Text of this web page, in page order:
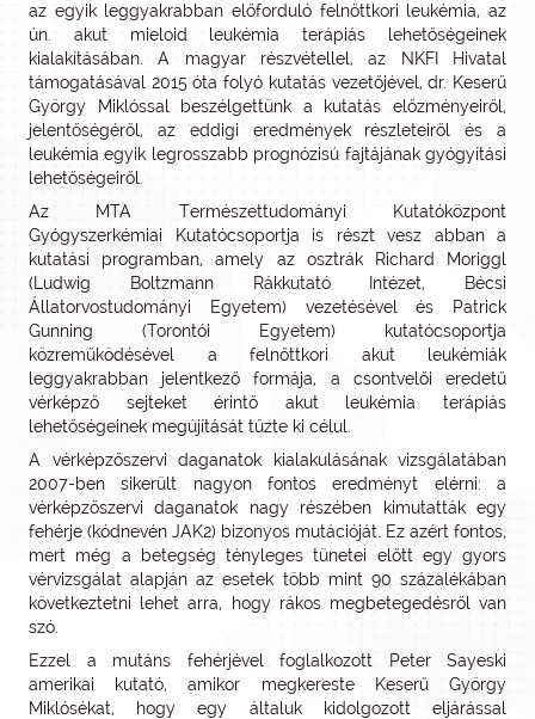
az egyik leggyakrabban előforduló felnőttkori leukémia, az
ún. akut mieloid leukémia terápiás lehetőségeinek
kialakításában. A magyar részvétellel, az NKFI Hivatal
támogatásával 2015 óta folyó kutatás vezetőjével, dr. Keserű
György Miklóssal beszélgettünk a kutatás előzményeiről,
jelentőségéről, az eddigi eredmények részleteiről és a
leukémia egyik legrosszabb prognózisú fajtájának gyógyítási
lehetőségeiről.
Az MTA Természettudományi Kutatóközpont
Gyógyszerkémiai Kutatócsoportja is részt vesz abban a
kutatási programban, amely az osztrák Richard Moriggl
(Ludwig Boltzmann Rákkutató Intézet, Bécsi
Állatorvostudományi Egyetem) vezetésével és Patrick
Gunning (Torontói Egyetem) kutatócsoportja
közreműködésével a felnőttkori akut leukémiák
leggyakrabban jelentkező formája, a csontvelői eredetű
vérképző sejteket érintő akut leukémia terápiás
lehetőségeinek megújítását tűzte ki célul.
A vérképzőszervi daganatok kialakulásának vizsgálatában
2007-ben sikerült nagyon fontos eredményt elérni: a
vérképzőszervi daganatok nagy részében kimutatták egy
fehérje (kódnevén JAK2) bizonyos mutációját. Ez azért fontos,
mert még a betegség tényleges tünetei előtt egy gyors
vérvizsgálat alapján az esetek több mint 90 százalékában
következtetni lehet arra, hogy rákos megbetegedésről van
szó.
Ezzel a mutáns fehérjével foglalkozott Peter Sayeski
amerikai kutató, amikor megkereste Keserű György
Miklósékat, hogy egy általuk kidolgozott eljárással